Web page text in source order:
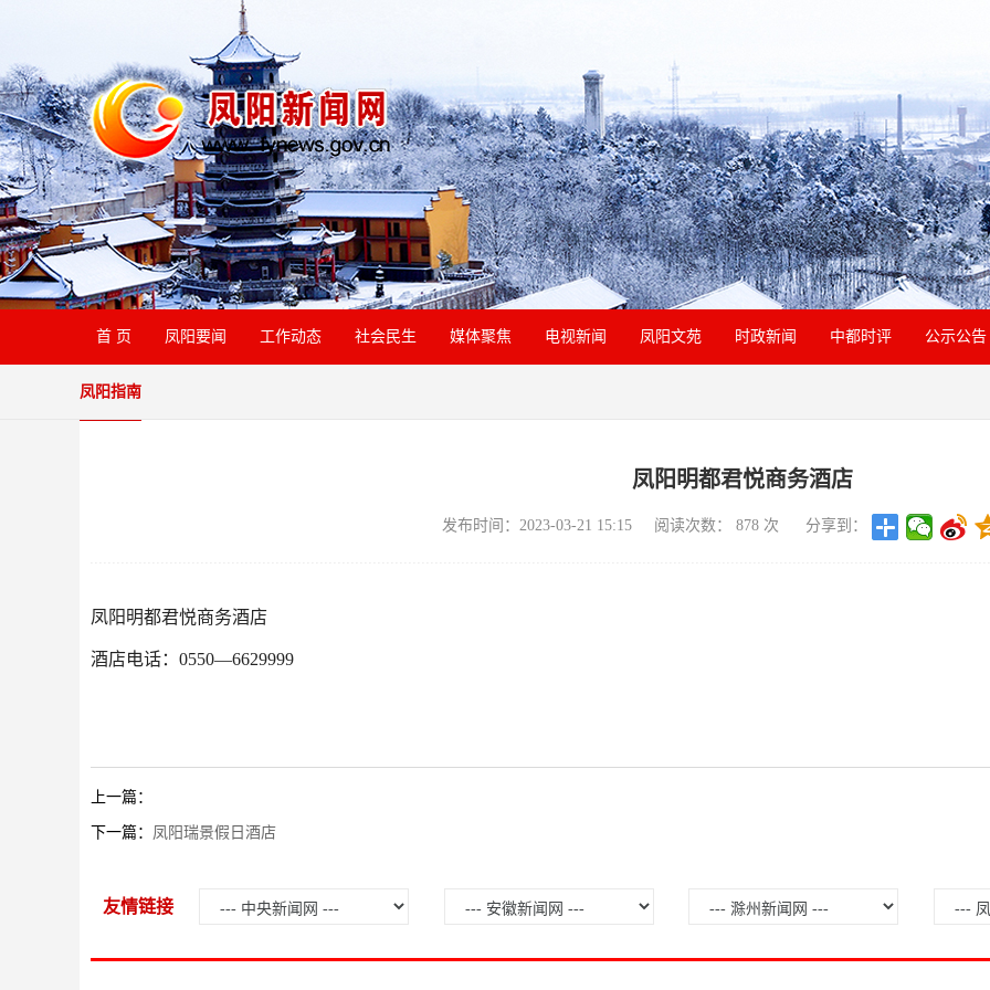
首 页 凤阳要闻 工作动态 社会民生 媒体聚焦 电视新闻 凤阳文苑 时政新闻 中都时评 公示公告
凤阳指南
凤阳明都君悦商务酒店
发布时间：2023-03-21 15:15 阅读次数： 878次 分享到：
凤阳明都君悦商务酒店
酒店电话：0550—6629999
上一篇：
下一篇： 凤阳瑞景假日酒店
友情链接